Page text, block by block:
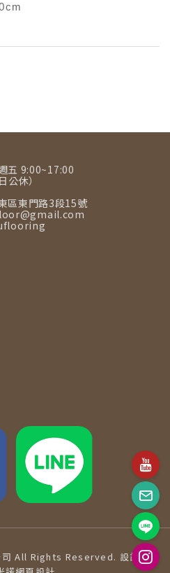
五 9:00~17:00
休）
東門路3段15號
All Rights Reserved. 設計維護